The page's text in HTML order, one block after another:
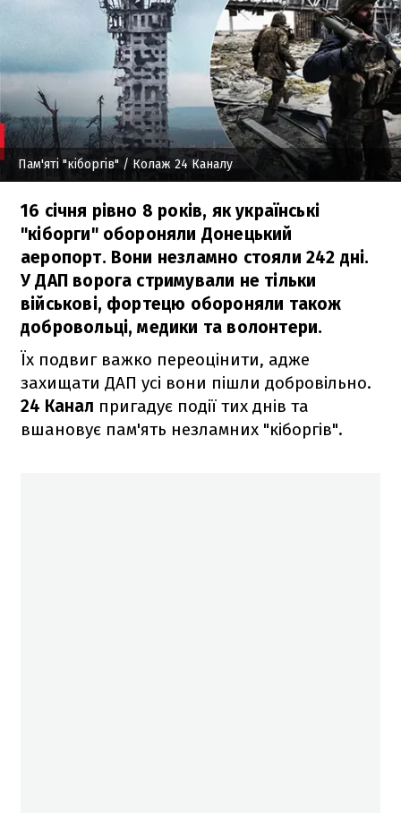
Пам'яті "кіборгів" / Колаж 24 Каналу
16 січня рівно 8 років, як українські
"кіборги" обороняли Донецький
аеропорт. Вони незламно стояли 242 дні.
У ДАП ворога стримували не тільки
військові, фортецю обороняли також
добровольці, медики та волонтери.
Їх подвиг важко переоцінити, адже
захищати ДАП усі вони пішли добровільно.
24 Канал пригадує події тих днів та
вшановує пам'ять незламних "кіборгів".